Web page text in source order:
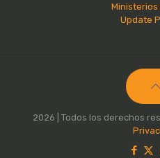
Update
2026 | Todos los derechos